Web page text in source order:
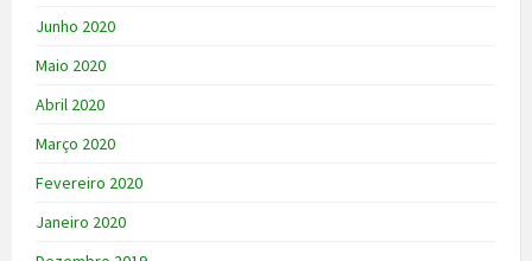
Junho 2020
Maio 2020
Abril 2020
Março 2020
Fevereiro 2020
Janeiro 2020